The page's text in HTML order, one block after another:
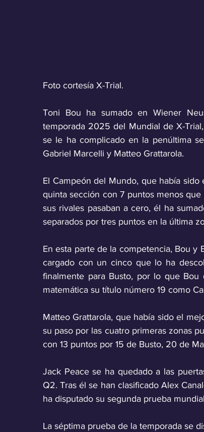
Foto cortesía X-Trial.
Toni Bou ha sumado en Wiener
temporada 2025 del Mundial de X-
se le ha complicado en la penúltima
Gabriel Marcelli y Matteo Grattarola.
El Campeón del Mundo, que había
quinta sección con 7 puntos menos
sus rivales pasaban a cero, él ha
separados por tres puntos en la última
En esta parte de la competencia, Bou y
cargado con un cinco que lo ha
finalmente para Busto, por lo que Bou
matemática su título número 19 como
Matteo Grattarola, que había sido el
su paso por las cuatro primeras zonas
con 13 puntos por 15 de Busto, 20 de
Jack Peace se ha quedado a las
Q2. Tras él se han clasificado Alex
ha disputado su segunda prueba
La séptima prueba de la temporada se